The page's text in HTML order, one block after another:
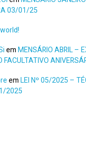
03/01/25
emMENSÁRIO ABRIL –
emLEI Nº 05/2025 –
2025